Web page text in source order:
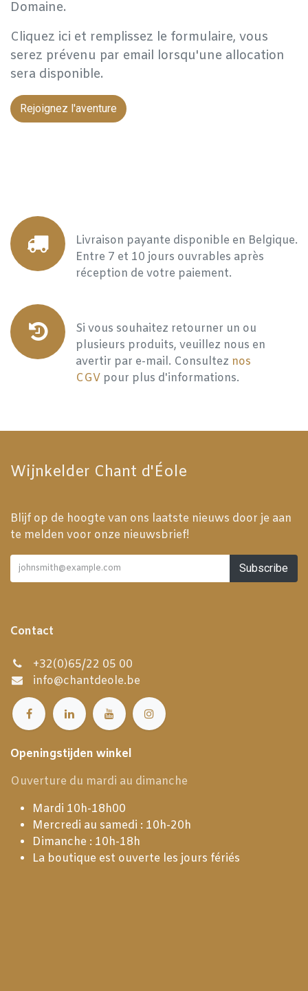
Domaine.
Cliquez ici et remplissez le formulaire, vous
serez prévenu par email lorsqu'une allocation
sera disponible.
Rejoignez l'aventure
Livraison payante disponible en Belgique.
Entre 7 et 10 jours ouvrables après
réception de votre paiement.
Si vous souhaitez retourner un ou
plusieurs produits, veuillez nous en
avertir par e-mail. Consultez nos
CGV pour plus d'informations.
Wijnkelder Chant d'Éole
Blijf op de hoogte van ons laatste nieuws door je aan
te melden voor onze nieuwsbrief!
Subscribe
Contact
+32(0)65/22 05 00
info@chantdeole.be
Openingstijden winkel
Ouverture du mardi au dimanche
Mardi 10h-18h00
Mercredi au samedi : 10h-20h
Dimanche : 10h-18h
La boutique est ouverte les jours fériés